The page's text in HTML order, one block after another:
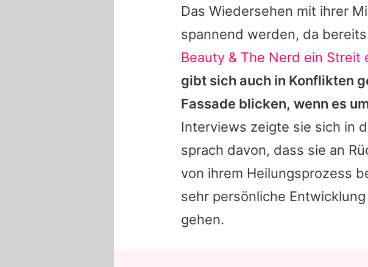
Das Wiedersehen mit ihrer
spannend werden, da
Beauty & The Nerd ein Streit
gibt sich auch in Konflikten
Fassade blicken, wenn es
Interviews zeigte sie sich in
sprach davon, dass sie an
von ihrem Heilungsprozess
sehr persönliche
gehen.